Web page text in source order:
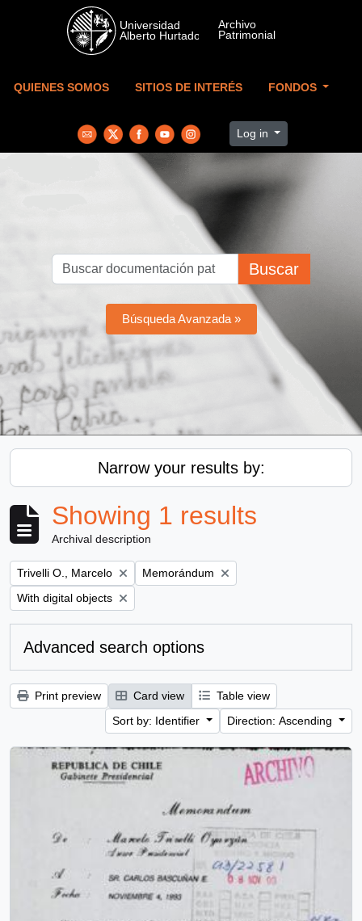
Skip to main content
QUIENES SOMOS SITIOS DE INTERÉS FONDOS
Log in
Buscar
Búsqueda Avanzada »
Narrow your results by:
Showing 1 results
Archival description
Remove filter:
Trivelli O., Marcelo Remove filter:
Memorándum
Remove filter:
With digital objects
Advanced search options
Print preview Card view
Table view
Sort by: Identifier
Direction: Ascending